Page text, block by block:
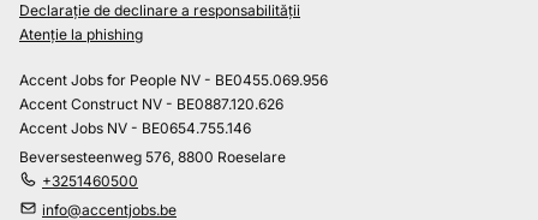
Declarație de declinare a responsabilității
Atenție la phishing
Accent Jobs for People NV - BE0455.069.956
Accent Construct NV - BE0887.120.626
Accent Jobs NV - BE0654.755.146
Beversesteenweg 576, 8800 Roeselare
+3251460500
info@accentjobs.be